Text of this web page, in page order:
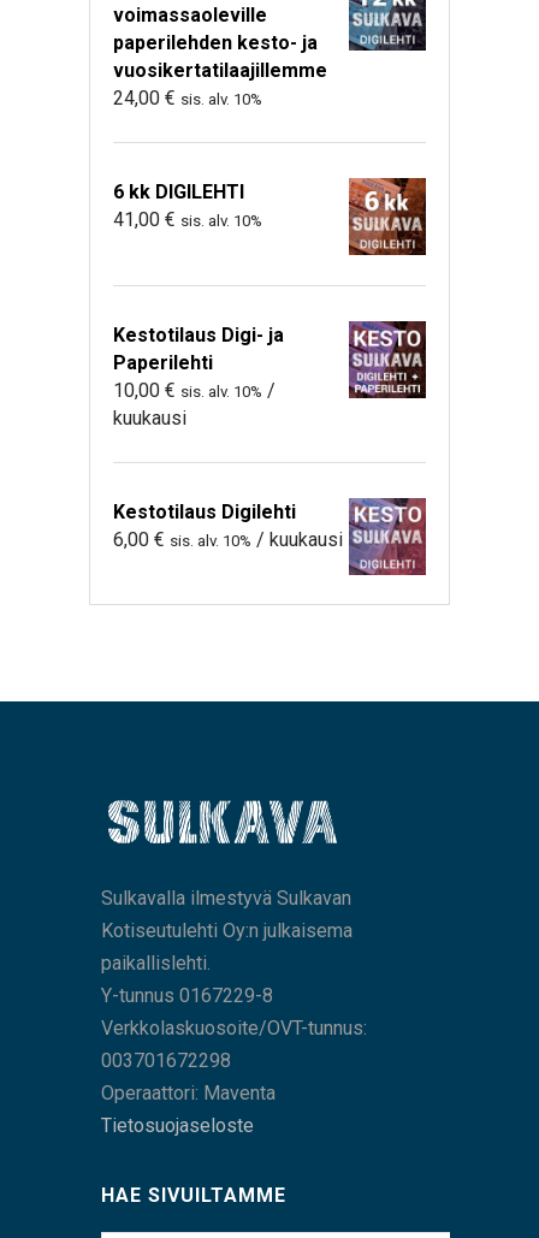
voimassaoleville
paperilehden kesto- ja
vuosikertatilaajillemme
24,00 € sis. alv. 10%
6 kk DIGILEHTI
41,00 € sis. alv. 10%
Kestotilaus Digi- ja
Paperilehti
10,00 € sis. alv. 10% /
kuukausi
Kestotilaus Digilehti
6,00 € sis. alv. 10% / kuukausi
Sulkavalla ilmestyvä Sulkavan
Kotiseutulehti Oy:n julkaisema
paikallislehti.
Y-tunnus 0167229-8
Verkkolaskuosoite/OVT-tunnus:
003701672298
Operaattori: Maventa
Tietosuojaseloste
HAE SIVUILTAMME